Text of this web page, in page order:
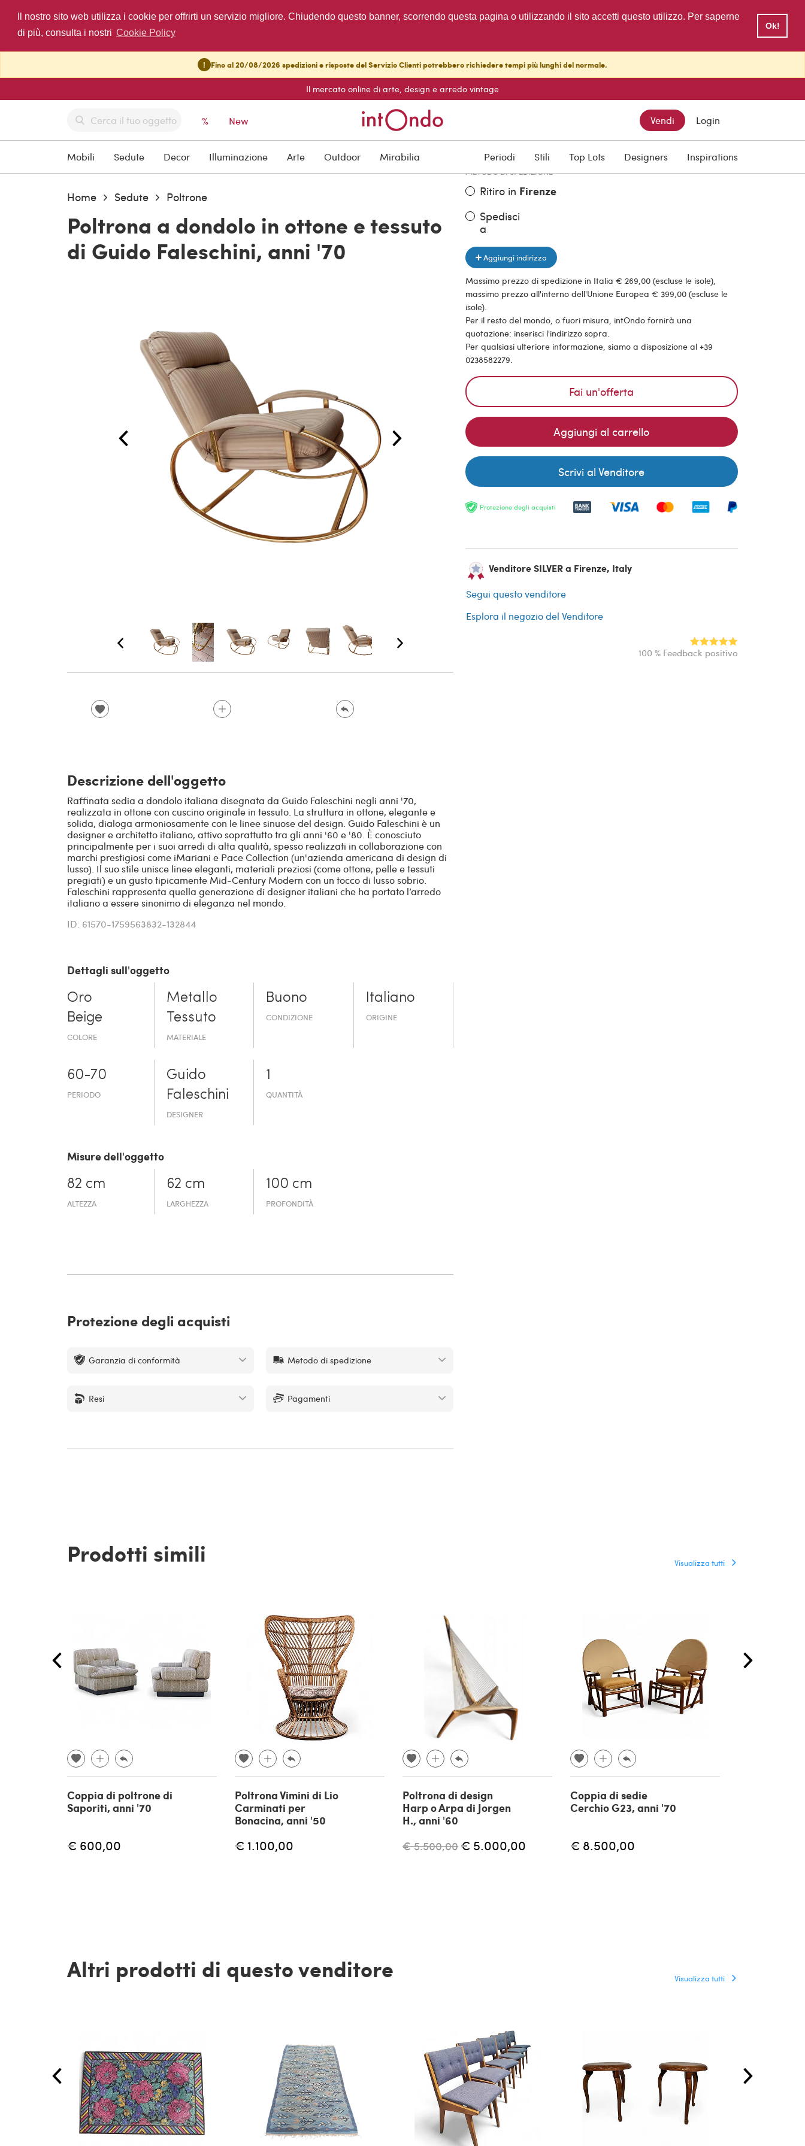
Il nostro sito web utilizza i cookie per offrirti un servizio migliore. Chiudendo questo banner, scorrendo questa pagina o utilizzando il sito accetti questo utilizzo. Per saperne
di più, consulta i nostri Cookie Policy
Ok!
! Fino al 20/08/2026 spedizioni e risposte del Servizio Clienti potrebbero richiedere tempi più lunghi del normale.
Il mercato online di arte, design e arredo vintage
% New Vendi Login
Mobili Sedute Decor Illuminazione Arte Outdoor Mirabilia Periodi Stili Top Lots Designers Inspirations
Home Sedute Poltrone
Poltrona a dondolo in ottone e tessuto
di Guido Faleschini, anni '70
€ 1.350,00
METODO DI SPEDIZIONE
Ritiro in Firenze
Spedisci
a
Aggiungi indirizzo
Massimo prezzo di spedizione in Italia € 269,00 (escluse le isole),
massimo prezzo all'interno dell'Unione Europea € 399,00 (escluse le
isole).
Per il resto del mondo, o fuori misura, intOndo fornirà una
quotazione: inserisci l'indirizzo sopra.
Per qualsiasi ulteriore informazione, siamo a disposizione al +39
0238582279.
Fai un'offerta
Aggiungi al carrello
Scrivi al Venditore
Protezione degli acquisti
Venditore SILVER a Firenze, Italy
Segui questo venditore
Esplora il negozio del Venditore
100 % Feedback positivo
Descrizione dell'oggetto
Raffinata sedia a dondolo italiana disegnata da Guido Faleschini negli anni '70,
realizzata in ottone con cuscino originale in tessuto. La struttura in ottone, elegante e
solida, dialoga armoniosamente con le linee sinuose del design. Guido Faleschini è un
designer e architetto italiano, attivo soprattutto tra gli anni '60 e '80. È conosciuto
principalmente per i suoi arredi di alta qualità, spesso realizzati in collaborazione con
marchi prestigiosi come iMariani e Pace Collection (un'azienda americana di design di
lusso). Il suo stile unisce linee eleganti, materiali preziosi (come ottone, pelle e tessuti
pregiati) e un gusto tipicamente Mid-Century Modern con un tocco di lusso sobrio.
Faleschini rappresenta quella generazione di designer italiani che ha portato l’arredo
italiano a essere sinonimo di eleganza nel mondo.
ID: 61570-1759563832-132844
Dettagli sull'oggetto
Oro
Beige
COLORE
Metallo
Tessuto
MATERIALE
Buono
CONDIZIONE
Italiano
ORIGINE
60-70
PERIODO
Guido
Faleschini
DESIGNER
1
QUANTITÀ
Misure dell'oggetto
82 cm
ALTEZZA
62 cm
LARGHEZZA
100 cm
PROFONDITÀ
Protezione degli acquisti
Garanzia di conformità Metodo di spedizione
Resi Pagamenti
Prodotti simili Visualizza tutti
Coppia di poltrone di
Saporiti, anni '70
€ 600,00
Poltrona Vimini di Lio
Carminati per
Bonacina, anni '50
€ 1.100,00
Poltrona di design
Harp o Arpa di Jorgen
H., anni '60
€ 5.500,00 € 5.000,00
Coppia di sedie
Cerchio G23, anni '70
€ 8.500,00
Altri prodotti di questo venditore Visualizza tutti